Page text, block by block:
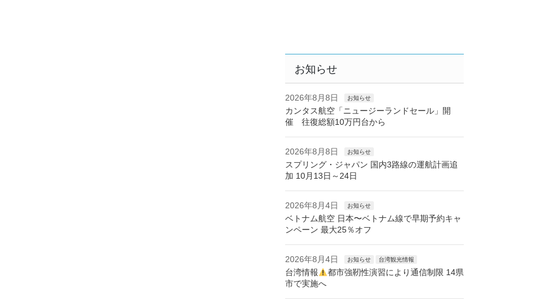
お知らせ
2026年8月8日 お知らせ
カンタス航空「ニュージーランドセール」開
催 往復総額10万円台から
2026年8月8日 お知らせ
スプリング・ジャパン 国内3路線の運航計画追
加 10月13日～24日
2026年8月4日 お知らせ
ベトナム航空 日本〜ベトナム線で早期予約キャ
ンペーン 最大25％オフ
2026年8月4日 お知らせ 台湾観光情報
台湾情報
都市強靭性演習により通信制限 14県
市で実施へ